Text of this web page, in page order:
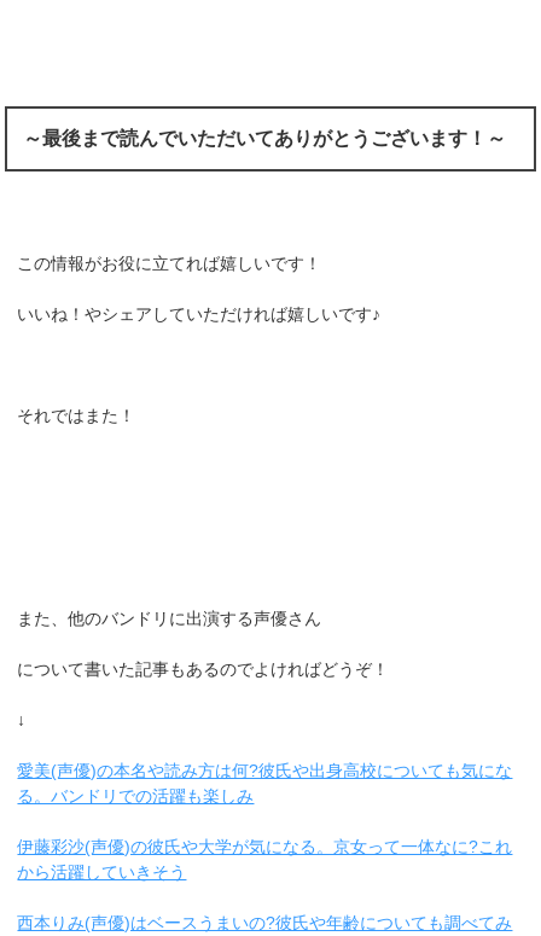
～最後まで読んでいただいてありがとうございます！～
この情報がお役に立てれば嬉しいです！
いいね！やシェアしていただければ嬉しいです♪
それではまた！
また、他のバンドリに出演する声優さん
について書いた記事もあるのでよければどうぞ！
↓
愛美(声優)の本名や読み方は何?彼氏や出身高校についても気にな
る。バンドリでの活躍も楽しみ
伊藤彩沙(声優)の彼氏や大学が気になる。京女って一体なに?これ
から活躍していきそう
西本りみ(声優)はベースうまいの?彼氏や年齢についても調べてみ